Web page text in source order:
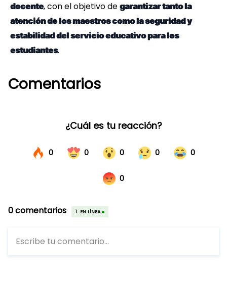
docente, con el objetivo de garantizar tanto la
atención de los maestros como la seguridad y
estabilidad del servicio educativo para los
estudiantes.
Comentarios